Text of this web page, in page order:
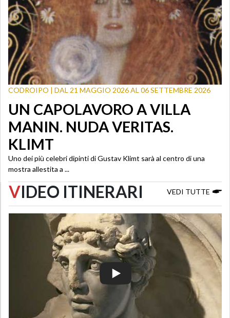
CODROIPO | DAL 21 MAGGIO 2026 AL 06 SETTEMBRE 2026
UN CAPOLAVORO A VILLA
MANIN. NUDA VERITAS.
KLIMT
Uno dei più celebri dipinti di Gustav Klimt sarà al centro di una
mostra allestita a ...
VIDEO ITINERARI VEDI TUTTE